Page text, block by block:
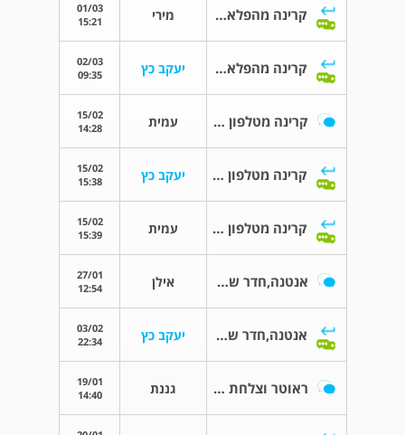
קרינה מהפלאפון ופגיעה בפוריות מירי
01/03
15:21
קרינה מהפלאפון ופגיעה בפוריות יעקב כץ
02/03
09:35
קרינה מטלפון ומנגן-מה עדיף? עמית
15/02
14:28
קרינה מטלפון ומנגן-מה עדיף? יעקב כץ
15/02
15:38
קרינה מטלפון ומנגן-מה עדיף? עמית
15/02
15:39
אנטנה,חדר של שנאים,בית ילדים אילן
27/01
12:54
אנטנה,חדר של שנאים,בית ילדים יעקב כץ
03/02
22:34
ראוטר וצלחת לווין ועוד מכשירים מעל גג גן ילדים גננת
19/01
14:40